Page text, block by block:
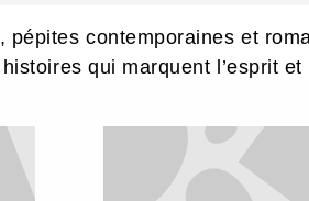
contemporaines et
qui marquent l’esprit